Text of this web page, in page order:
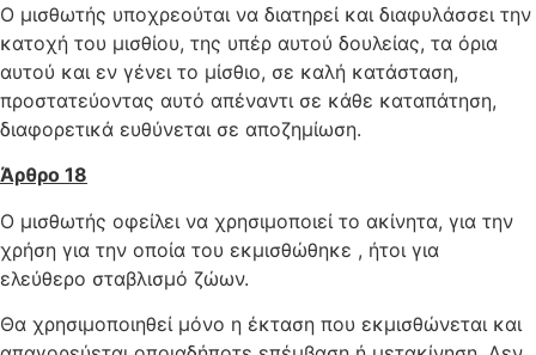
Ο μισθωτής υποχρεούται να διατηρεί και διαφυλάσσει την
κατοχή του μισθίου, της υπέρ αυτού δουλείας, τα όρια
αυτού και εν γένει το μίσθιο, σε καλή κατάσταση,
προστατεύοντας αυτό απέναντι σε κάθε καταπάτηση,
διαφορετικά ευθύνεται σε αποζημίωση.
Άρθρο 18
Ο μισθωτής οφείλει να χρησιμοποιεί το ακίνητα, για την
χρήση για την οποία του εκμισθώθηκε , ήτοι για
ελεύθερο σταβλισμό ζώων.
Θα χρησιμοποιηθεί μόνο η έκταση που εκμισθώνεται και